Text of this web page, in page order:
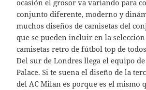
ocasión el grosor va variando para
conjunto diferente, moderno y
muchos diseños de camisetas del
que se pueden incluir en la selección
camisetas retro de fútbol top de
Del sur de Londres llega el equipo
Palace. Si te suena el diseño de la
del AC Milan es porque es el mismo